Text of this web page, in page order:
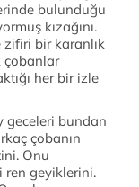
bulunduğu
kızağını.
bir karanlık
çobanlar
her bir izle
geceleri bundan
çobanın
Onu
ren geyiklerini.